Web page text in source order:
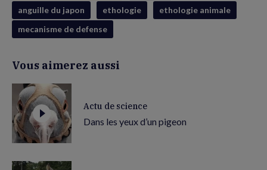
anguille du japon
ethologie
ethologie animale
mecanisme de defense
Vous aimerez aussi
Actu de science
Dans les yeux d’un pigeon